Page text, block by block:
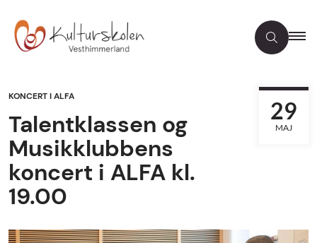
KONCERT I ALFA
Talentklassen og
Musikklubbens
koncert i ALFA kl.
19.00
29
MAJ